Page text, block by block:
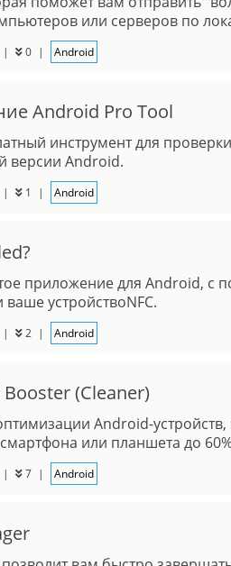
или серверов по
| 0 | Android
Android Pro Tool
инструмент для
версии Android.
| 1 | Android
приложение для Android, с
устройствоNFC.
| 2 | Android
Booster (Cleaner)
Android-устройств,
или планшета до
| 7 | Android